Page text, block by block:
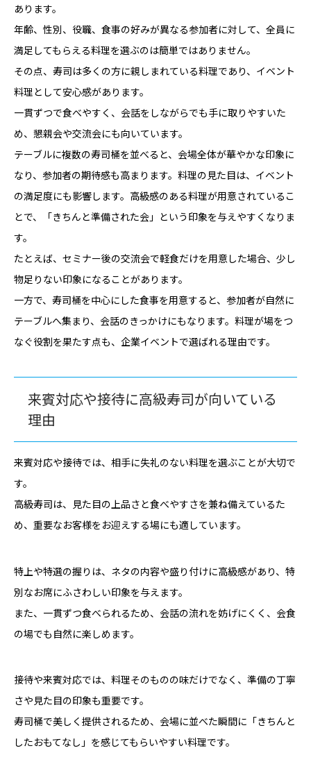
あります。
年齢、性別、役職、食事の好みが異なる参加者に対して、全員に
満足してもらえる料理を選ぶのは簡単ではありません。
その点、寿司は多くの方に親しまれている料理であり、イベント
料理として安心感があります。
一貫ずつで食べやすく、会話をしながらでも手に取りやすいた
め、懇親会や交流会にも向いています。
テーブルに複数の寿司桶を並べると、会場全体が華やかな印象に
なり、参加者の期待感も高まります。料理の見た目は、イベント
の満足度にも影響します。高級感のある料理が用意されているこ
とで、「きちんと準備された会」という印象を与えやすくなりま
す。
たとえば、セミナー後の交流会で軽食だけを用意した場合、少し
物足りない印象になることがあります。
一方で、寿司桶を中心にした食事を用意すると、参加者が自然に
テーブルへ集まり、会話のきっかけにもなります。料理が場をつ
なぐ役割を果たす点も、企業イベントで選ばれる理由です。
来賓対応や接待に高級寿司が向いている
理由
来賓対応や接待では、相手に失礼のない料理を選ぶことが大切で
す。
高級寿司は、見た目の上品さと食べやすさを兼ね備えているた
め、重要なお客様をお迎えする場にも適しています。
特上や特選の握りは、ネタの内容や盛り付けに高級感があり、特
別なお席にふさわしい印象を与えます。
また、一貫ずつ食べられるため、会話の流れを妨げにくく、会食
の場でも自然に楽しめます。
接待や来賓対応では、料理そのものの味だけでなく、準備の丁寧
さや見た目の印象も重要です。
寿司桶で美しく提供されるため、会場に並べた瞬間に「きちんと
したおもてなし」を感じてもらいやすい料理です。